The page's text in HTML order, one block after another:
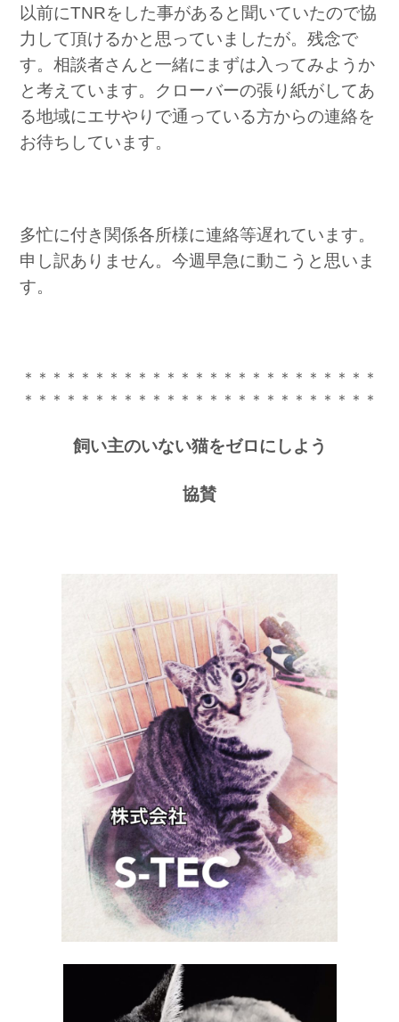
以前にTNRをした事があると聞いていたので協
力して頂けるかと思っていましたが。残念で
す。相談者さんと一緒にまずは入ってみようか
と考えています。クローバーの張り紙がしてあ
る地域にエサやりで通っている方からの連絡を
お待ちしています。
多忙に付き関係各所様に連絡等遅れています。
申し訳ありません。今週早急に動こうと思いま
す。
＊＊＊＊＊＊＊＊＊＊＊＊＊＊＊＊＊＊＊＊＊＊＊＊＊
＊＊＊＊＊＊＊＊＊＊＊＊＊＊＊＊＊＊＊＊＊＊＊＊＊
飼い主のいない猫をゼロにしよう
協賛